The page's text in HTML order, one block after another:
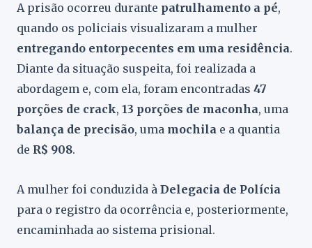
A prisão ocorreu durante patrulhamento a pé,
quando os policiais visualizaram a mulher
entregando entorpecentes em uma residência.
Diante da situação suspeita, foi realizada a
abordagem e, com ela, foram encontradas 47
porções de crack, 13 porções de maconha, uma
balança de precisão, uma mochila e a quantia
de R$ 908.
A mulher foi conduzida à Delegacia de Polícia
para o registro da ocorrência e, posteriormente,
encaminhada ao sistema prisional.